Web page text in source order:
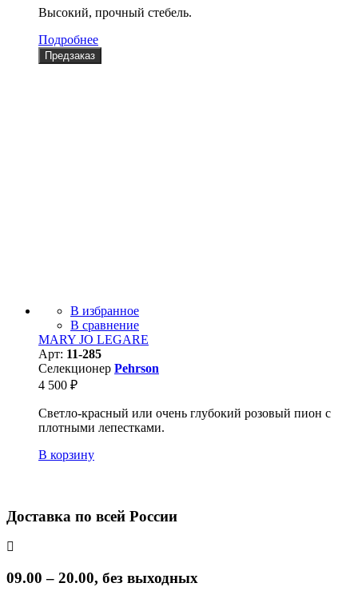
Высокий, прочный стебель.
Подробнее
Предзаказ
В избранное
В сравнение
MARY JO LEGARE
Арт: 11-285
Селекционер Pehrson
4 500 ₽
Светло-красный или очень глубокий розовый пион с
плотными лепестками.
В корзину
Доставка по всей России
09.00 – 20.00, без выходных